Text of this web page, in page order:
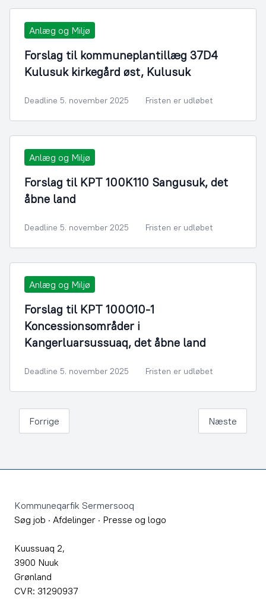
Anlæg og Miljø
Forslag til kommuneplantillæg 37D4
Kulusuk kirkegård øst, Kulusuk
Deadline 5. november 2025 Fristen er udløbet
Anlæg og Miljø
Forslag til KPT 100K110 Sangusuk, det
åbne land
Deadline 5. november 2025 Fristen er udløbet
Anlæg og Miljø
Forslag til KPT 100O10-1
Koncessionsområder i
Kangerluarsussuaq, det åbne land
Deadline 5. november 2025 Fristen er udløbet
Forrige Næste
Kommuneqarfik Sermersooq
Søg job · Afdelinger · Presse og logo
Kuussuaq 2,
3900 Nuuk
Grønland
CVR: 31290937